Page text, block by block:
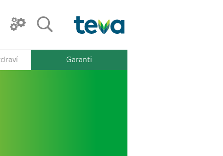
Garanti